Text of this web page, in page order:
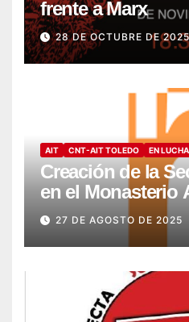
frente a Marx
28 DE OCTUBRE DE
AIT CNT-AIT TOLEDO EN LUCHA
Creación de la
en el Monasterio
Montesión –
Humanitate
27 DE AGOSTO DE 2025